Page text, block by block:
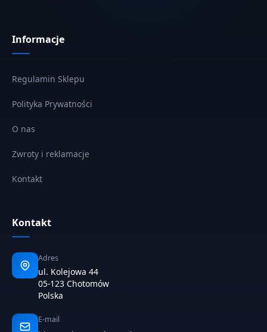
Informacje
Regulamin Sklepu
Polityka Prywatności
O nas
Zwroty i reklamacje
Kontakt
Kontakt
Adres
ul. Kolejowa 44
05-123 Chotomów
Polska
E-mail